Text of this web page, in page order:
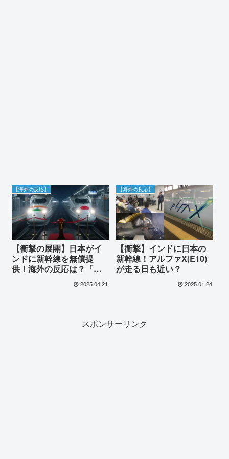
【海外の反応】
【衝撃の展開】日本がイ
ンドに新幹線を無償提
供！海外の反応は？「タ
ダより怖いものはな
い…」「日本は永遠の親
2025.04.21
【海外の反応】
【衝撃】インドに日本の
新幹線！アルファX(E10)
が走る日も近い？
2025.01.24
スポンサーリンク